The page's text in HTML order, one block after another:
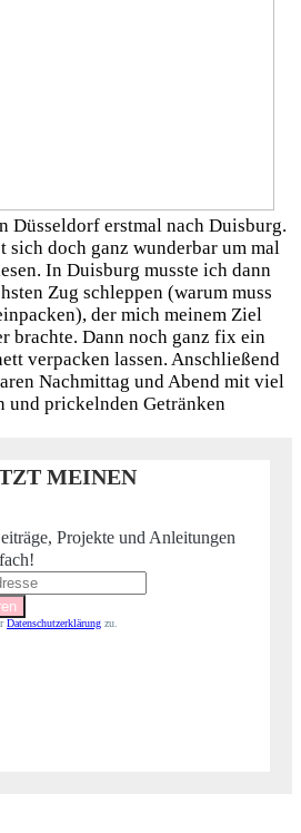
Düsseldorf erstmal nach Duisburg.
sich doch ganz wunderbar um mal
In Duisburg musste ich dann
Zug schleppen (warum muss
der mich meinem Ziel
brachte. Dann noch ganz fix ein
verpacken lassen. Anschließend
Nachmittag und Abend mit viel
und prickelnden Getränken
MEINEN
Projekte und Anleitungen
Datenschutzerklärung zu.